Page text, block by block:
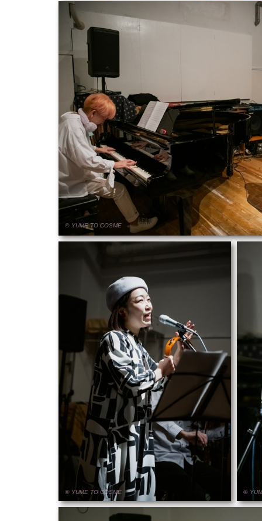
© YUME TO COSME
© YUME TO COSME ©